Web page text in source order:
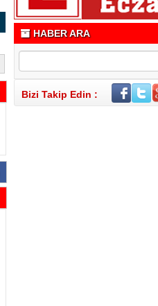
HABER ARA
Bizi Takip Edin :